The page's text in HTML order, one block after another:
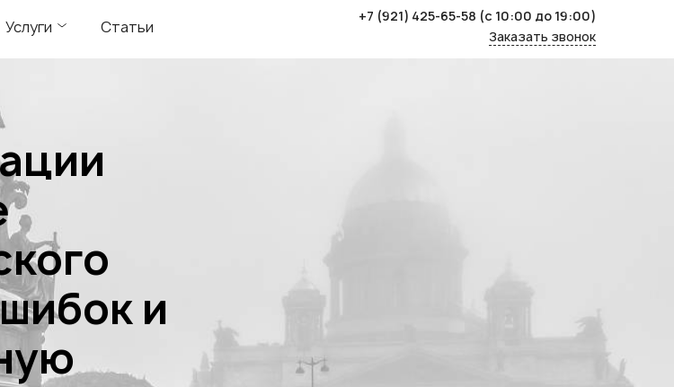
Услуги Статьи
+7 (921) 425-65-58 (с 10:00 до 19:00)
Заказать звонок
и